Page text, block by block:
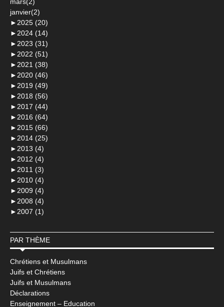
janvier(2)
► 2025 (20)
► 2024 (14)
► 2023 (31)
► 2022 (51)
► 2021 (38)
► 2020 (46)
► 2019 (49)
► 2018 (56)
► 2017 (44)
► 2016 (64)
► 2015 (66)
► 2014 (25)
► 2013 (4)
► 2012 (4)
► 2011 (3)
► 2010 (4)
► 2009 (4)
► 2008 (4)
► 2007 (1)
PAR THÈME
Chrétiens et Musulmans
Juifs et Chrétiens
Juifs et Musulmans
Déclarations
Enseignement – Education